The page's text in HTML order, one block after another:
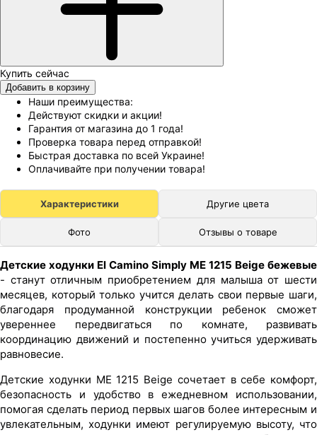
Добавить в корзину
Наши преимущества:
Действуют скидки и акции!
Гарантия от магазина до 1 года!
Проверка товара перед отправкой!
Быстрая доставка по всей Украине!
Оплачивайте при получении товара!
Характеристики Другие цвета
Фото Отзывы о товаре
Детские ходунки El Camino Simply ME 1215 Beige бежевые
- станут отличным приобретением для малыша от шести
месяцев, который только учится делать свои первые шаги,
благодаря продуманной конструкции ребенок сможет
увереннее передвигаться по комнате, развивать
координацию движений и постепенно учиться удерживать
равновесие.
Детские ходунки ME 1215 Beige сочетает в себе комфорт,
безопасность и удобство в ежедневном использовании,
помогая сделать период первых шагов более интересным и
увлекательным, ходунки имеют регулируемую высоту, что